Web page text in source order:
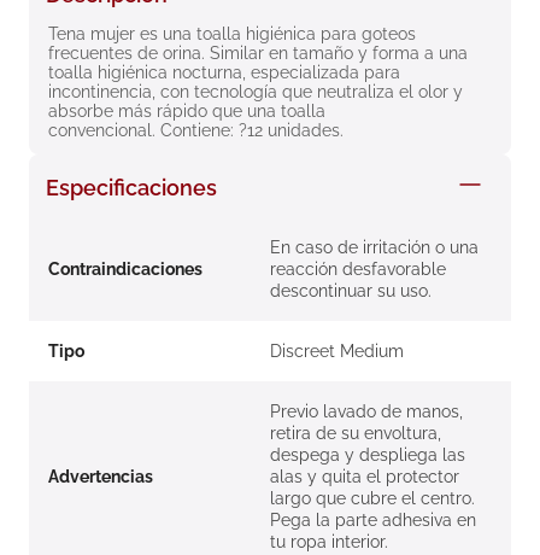
Tena mujer es una toalla higiénica para goteos
frecuentes de orina. Similar en tamaño y forma a una
toalla higiénica nocturna, especializada para
incontinencia, con tecnología que neutraliza el olor y
absorbe más rápido que una toalla
convencional. Contiene: ?12 unidades.
Especificaciones
Contraindicaciones
En caso de irritación o una
reacción desfavorable
descontinuar su uso.
Tipo Discreet Medium
Advertencias
Previo lavado de manos,
retira de su envoltura,
despega y despliega las
alas y quita el protector
largo que cubre el centro.
Pega la parte adhesiva en
tu ropa interior.
roche posay
9. megacistin
10.pañales